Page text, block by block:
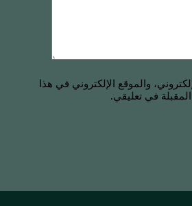
والموقع الإلكتروني في هذا
في تعليقي.